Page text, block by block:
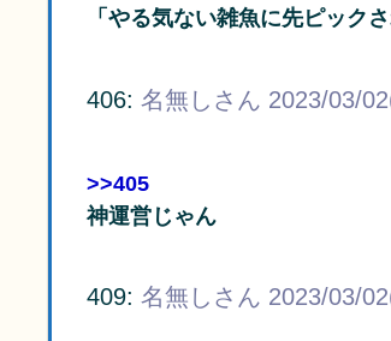
「やる気ない雑魚に先ピック
406: 名無しさん 2023/03/
>>405
神運営じゃん
409: 名無しさん 2023/03/